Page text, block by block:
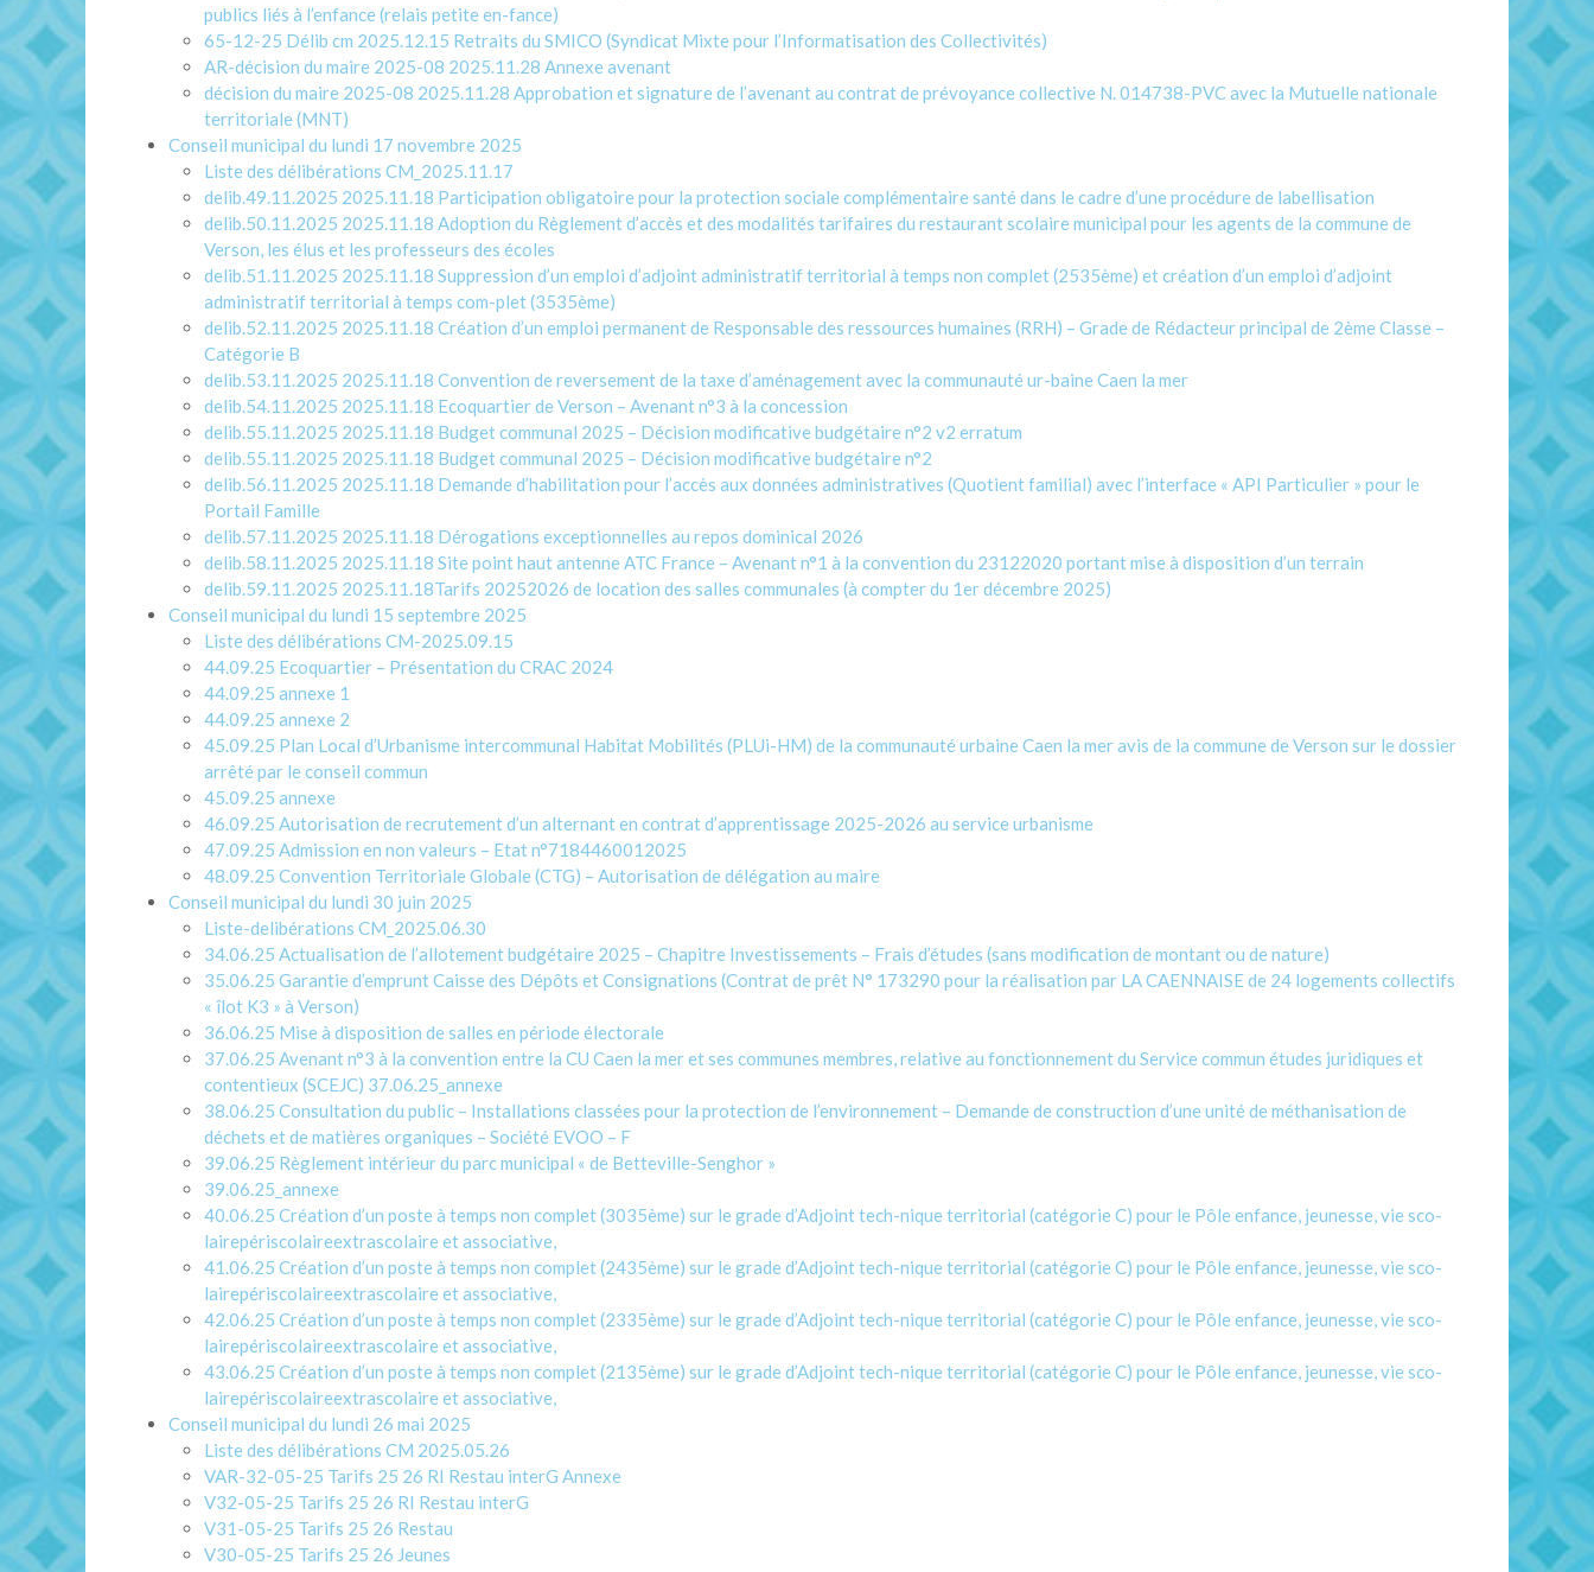
publics liés à l’enfance (relais petite en-fance)
65-12-25 Délib cm 2025.12.15 Retraits du SMICO (Syndicat Mixte pour l’Informatisation des Collectivités)
AR-décision du maire 2025-08 2025.11.28 Annexe avenant
décision du maire 2025-08 2025.11.28 Approbation et signature de l’avenant au contrat de prévoyance collective N. 014738-PVC avec la Mutuelle nationale
territoriale (MNT)
Conseil municipal du lundi 17 novembre 2025
Liste des délibérations CM_2025.11.17
delib.49.11.2025 2025.11.18 Participation obligatoire pour la protection sociale complémentaire santé dans le cadre d’une procédure de labellisation
delib.50.11.2025 2025.11.18 Adoption du Règlement d’accès et des modalités tarifaires du restaurant scolaire municipal pour les agents de la commune de
Verson, les élus et les professeurs des écoles
delib.51.11.2025 2025.11.18 Suppression d’un emploi d’adjoint administratif territorial à temps non complet (2535ème) et création d’un emploi d’adjoint
administratif territorial à temps com-plet (3535ème)
delib.52.11.2025 2025.11.18 Création d’un emploi permanent de Responsable des ressources humaines (RRH) – Grade de Rédacteur principal de 2ème Classe –
Catégorie B
delib.53.11.2025 2025.11.18 Convention de reversement de la taxe d’aménagement avec la communauté ur-baine Caen la mer
delib.54.11.2025 2025.11.18 Ecoquartier de Verson – Avenant n°3 à la concession
delib.55.11.2025 2025.11.18 Budget communal 2025 – Décision modificative budgétaire n°2 v2 erratum
delib.55.11.2025 2025.11.18 Budget communal 2025 – Décision modificative budgétaire n°2
delib.56.11.2025 2025.11.18 Demande d’habilitation pour l’accès aux données administratives (Quotient familial) avec l’interface « API Particulier » pour le
Portail Famille
delib.57.11.2025 2025.11.18 Dérogations exceptionnelles au repos dominical 2026
delib.58.11.2025 2025.11.18 Site point haut antenne ATC France – Avenant n°1 à la convention du 23122020 portant mise à disposition d’un terrain
delib.59.11.2025 2025.11.18Tarifs 20252026 de location des salles communales (à compter du 1er décembre 2025)
Conseil municipal du lundi 15 septembre 2025
Liste des délibérations CM-2025.09.15
44.09.25 Ecoquartier – Présentation du CRAC 2024
44.09.25 annexe 1
44.09.25 annexe 2
45.09.25 Plan Local d’Urbanisme intercommunal Habitat Mobilités (PLUi-HM) de la communauté urbaine Caen la mer avis de la commune de Verson sur le dossier
arrêté par le conseil commun
45.09.25 annexe
46.09.25 Autorisation de recrutement d’un alternant en contrat d’apprentissage 2025-2026 au service urbanisme
47.09.25 Admission en non valeurs – Etat n°7184460012025
48.09.25 Convention Territoriale Globale (CTG) – Autorisation de délégation au maire
Conseil municipal du lundi 30 juin 2025
Liste-delibérations CM_2025.06.30
34.06.25 Actualisation de l’allotement budgétaire 2025 – Chapitre Investissements – Frais d’études (sans modification de montant ou de nature)
35.06.25 Garantie d’emprunt Caisse des Dépôts et Consignations (Contrat de prêt N° 173290 pour la réalisation par LA CAENNAISE de 24 logements collectifs
« îlot K3 » à Verson)
36.06.25 Mise à disposition de salles en période électorale
37.06.25 Avenant n°3 à la convention entre la CU Caen la mer et ses communes membres, relative au fonctionnement du Service commun études juridiques et
contentieux (SCEJC) 37.06.25_annexe
38.06.25 Consultation du public – Installations classées pour la protection de l’environnement – Demande de construction d’une unité de méthanisation de
déchets et de matières organiques – Société EVOO – F
39.06.25 Règlement intérieur du parc municipal « de Betteville-Senghor »
39.06.25_annexe
40.06.25 Création d’un poste à temps non complet (3035ème) sur le grade d’Adjoint tech-nique territorial (catégorie C) pour le Pôle enfance, jeunesse, vie sco-
lairepériscolaireextrascolaire et associative,
41.06.25 Création d’un poste à temps non complet (2435ème) sur le grade d’Adjoint tech-nique territorial (catégorie C) pour le Pôle enfance, jeunesse, vie sco-
lairepériscolaireextrascolaire et associative,
42.06.25 Création d’un poste à temps non complet (2335ème) sur le grade d’Adjoint tech-nique territorial (catégorie C) pour le Pôle enfance, jeunesse, vie sco-
lairepériscolaireextrascolaire et associative,
43.06.25 Création d’un poste à temps non complet (2135ème) sur le grade d’Adjoint tech-nique territorial (catégorie C) pour le Pôle enfance, jeunesse, vie sco-
lairepériscolaireextrascolaire et associative,
Conseil municipal du lundi 26 mai 2025
Liste des délibérations CM 2025.05.26
VAR-32-05-25 Tarifs 25 26 RI Restau interG Annexe
V32-05-25 Tarifs 25 26 RI Restau interG
V31-05-25 Tarifs 25 26 Restau
V30-05-25 Tarifs 25 26 Jeunes